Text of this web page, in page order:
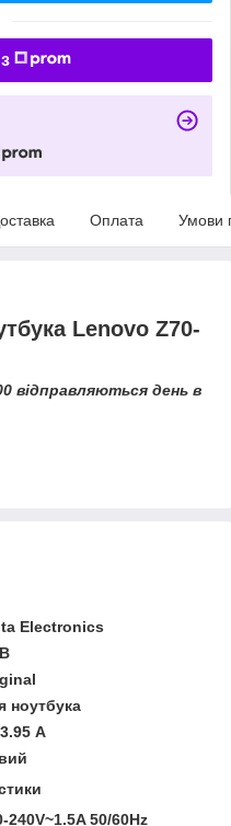
Оплата Умови
Lenovo Z70-
відправляються день в
Electronics
ноутбука
А
240V~1.5A 50/60Hz